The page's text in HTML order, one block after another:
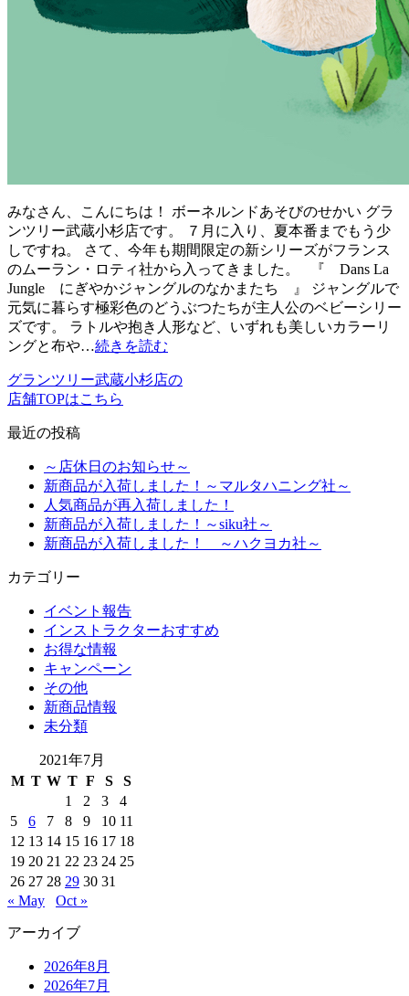
みなさん、こんにちは！ ボーネルンドあそびのせかい グラ
ンツリー武蔵小杉店です。 ７月に入り、夏本番までもう少
しですね。 さて、今年も期間限定の新シリーズがフランス
のムーラン・ロティ社から入ってきました。 『 Dans La
Jungle にぎやかジャングルのなかまたち 』 ジャングルで
元気に暮らす極彩色のどうぶつたちが主人公のベビーシリー
ズです。 ラトルや抱き人形など、いずれも美しいカラーリ
ングと布や…続きを読む
グランツリー武蔵小杉店の
店舗TOPはこちら
最近の投稿
～店休日のお知らせ～
新商品が入荷しました！～マルタハニング社～
人気商品が再入荷しました！
新商品が入荷しました！～siku社～
新商品が入荷しました！ ～ハクヨカ社～
カテゴリー
イベント報告
インストラクターおすすめ
お得な情報
キャンペーン
その他
新商品情報
未分類
2021年7月
M T W T F S
S
1
2 3
4
5
6 7 8 9 10 11
12 13 14 15 16 17 18
19 20 21 22 23 24 25
26 27 28 29 30 31
« May
Oct »
アーカイブ
2026年8月
2026年7月